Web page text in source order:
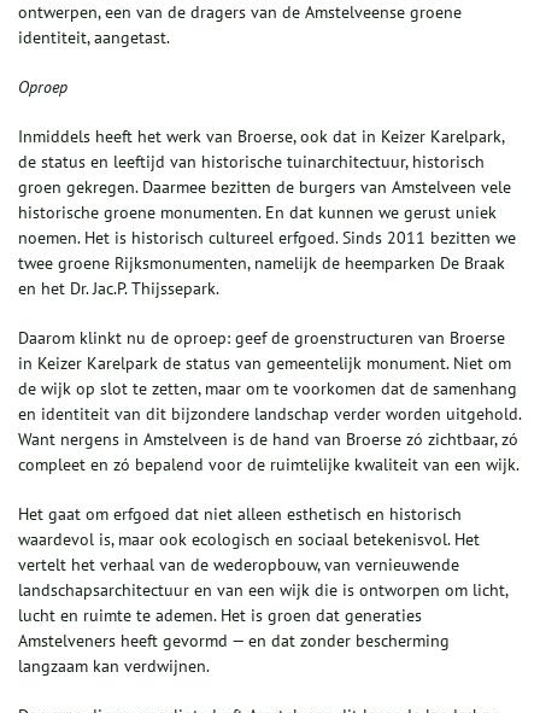
ontwerpen, een van de dragers van de Amstelveense groene
identiteit, aangetast.
Oproep
Inmiddels heeft het werk van Broerse, ook dat in Keizer Karelpark,
de status en leeftijd van historische tuinarchitectuur, historisch
groen gekregen. Daarmee bezitten de burgers van Amstelveen vele
historische groene monumenten. En dat kunnen we gerust uniek
noemen. Het is historisch cultureel erfgoed. Sinds 2011 bezitten we
twee groene Rijksmonumenten, namelijk de heemparken De Braak
en het Dr. Jac.P. Thijssepark.
Daarom klinkt nu de oproep: geef de groenstructuren van Broerse
in Keizer Karelpark de status van gemeentelijk monument. Niet om
de wijk op slot te zetten, maar om te voorkomen dat de samenhang
en identiteit van dit bijzondere landschap verder worden uitgehold.
Want nergens in Amstelveen is de hand van Broerse zó zichtbaar, zó
compleet en zó bepalend voor de ruimtelijke kwaliteit van een wijk.
Het gaat om erfgoed dat niet alleen esthetisch en historisch
waardevol is, maar ook ecologisch en sociaal betekenisvol. Het
vertelt het verhaal van de wederopbouw, van vernieuwende
landschapsarchitectuur en van een wijk die is ontworpen om licht,
lucht en ruimte te ademen. Het is groen dat generaties
Amstelveners heeft gevormd — en dat zonder bescherming
langzaam kan verdwijnen.